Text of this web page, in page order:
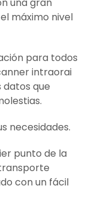
máximo nivel
para todos
intraorai
que
necesidades.
punto de la
con un fácil